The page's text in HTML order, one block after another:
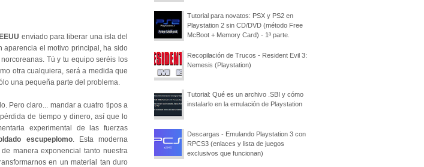
enviado para liberar una isla del
aparencia el motivo principal, ha sido
Tú y tu equipo seréis los
otra cualquiera, será a medida que
una pequeña parte del problema.
Pero claro... mandar a cuatro tipos a
de tiempo y dinero, así que lo
experimental de las fuerzas
escupeplomo. Esta moderna
manera exponencial tanto nuestra
en un material tan duro
Tutorial para novatos: PSX y PS2 en
Playstation 2 sin CD/DVD (método Free
McBoot + Memory Card) - 1ª parte.
Recopilación de Trucos - Resident Evil 3:
Nemesis (Playstation)
Tutorial: Qué es un archivo .SBI y cómo
instalarlo en la emulación de Playstation
Descargas - Emulando Playstation 3 con
RPCS3 (enlaces y lista de juegos
exclusivos que funcionan)